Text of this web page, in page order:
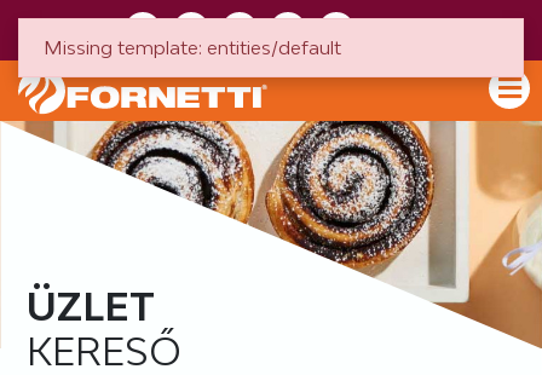
ÜZLET
KERESŐ
Missing template: entities/default